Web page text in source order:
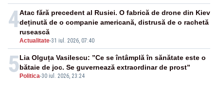
4
Actualitate-31 iul. 2026, 07:40
Atac fără precedent al Rusiei. O fabrică de drone din Kiev
deținută de o companie americană, distrusă de o rachetă
rusească
5 Politica-30 iul. 2026, 23:24
Lia Olguța Vasilescu: ”Ce se întâmplă în sănătate este o
bătaie de joc. Se guvernează extraordinar de prost”